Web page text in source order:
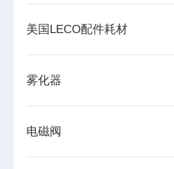
美国LECO配件耗材
雾化器
电磁阀